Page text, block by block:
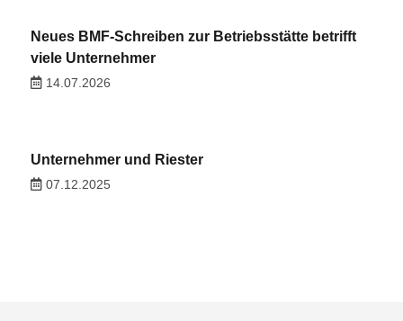
Neues BMF-Schreiben zur Betriebsstätte betrifft
viele Unternehmer
14.07.2026
Unternehmer und Riester
07.12.2025